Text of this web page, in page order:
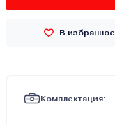
В избранное
Комплектация: